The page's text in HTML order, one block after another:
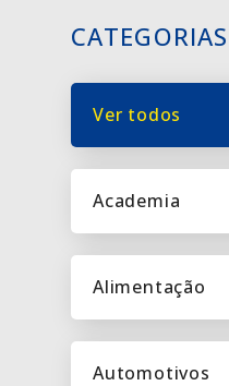
CATEGORIAS
Ver todos
Academia
Alimentação
Automotivos